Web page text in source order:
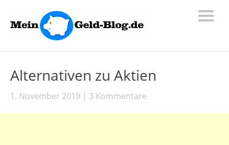
Alternativen zu Aktien
1. November 2019 3 Kommentare